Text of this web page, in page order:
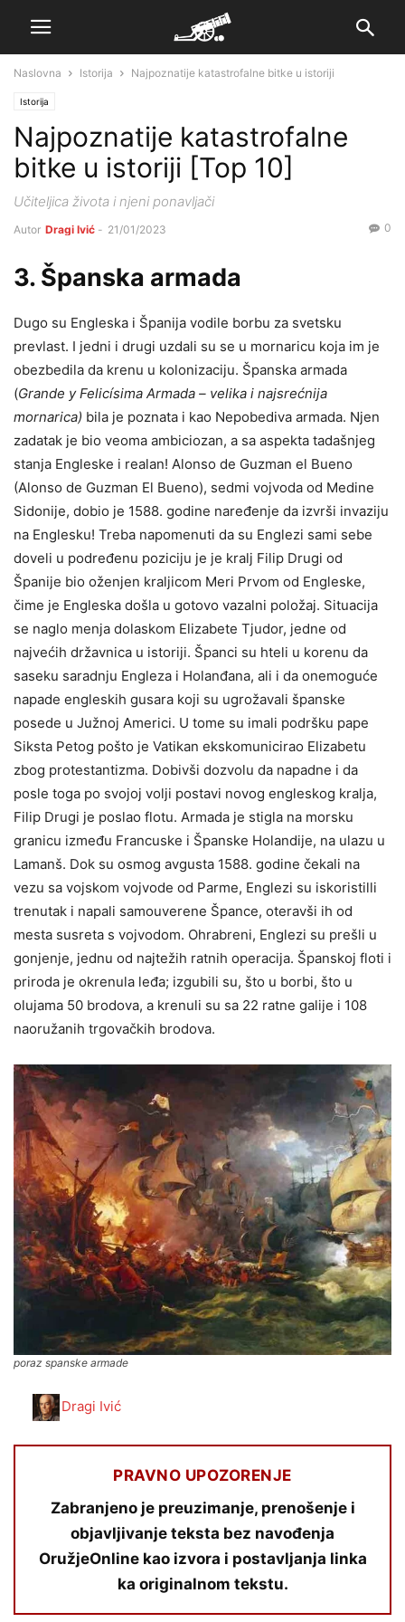
Naslovna Istorija Najpoznatije katastrofalne bitke u istoriji
Istorija
Najpoznatije katastrofalne
bitke u istoriji [Top 10]
Učiteljica života i njeni ponavljači
Autor Dragi Ivić - 21/01/2023 0
3. Španska armada
Dugo su Engleska i Španija vodile borbu za svetsku
prevlast. I jedni i drugi uzdali su se u mornaricu koja im je
obezbedila da krenu u kolonizaciju. Španska armada
(Grande y Felicísima Armada – velika i najsrećnija
mornarica) bila je poznata i kao Nepobediva armada. Njen
zadatak je bio veoma ambiciozan, a sa aspekta tadašnjeg
stanja Engleske i realan! Alonso de Guzman el Bueno
(Alonso de Guzman El Bueno), sedmi vojvoda od Medine
Sidonije, dobio je 1588. godine naređenje da izvrši invaziju
na Englesku! Treba napomenuti da su Englezi sami sebe
doveli u podređenu poziciju je je kralj Filip Drugi od
Španije bio oženjen kraljicom Meri Prvom od Engleske,
čime je Engleska došla u gotovo vazalni položaj. Situacija
se naglo menja dolaskom Elizabete Tjudor, jedne od
najvećih državnica u istoriji. Španci su hteli u korenu da
saseku saradnju Engleza i Holanđana, ali i da onemoguće
napade engleskih gusara koji su ugrožavali španske
posede u Južnoj Americi. U tome su imali podršku pape
Siksta Petog pošto je Vatikan ekskomunicirao Elizabetu
zbog protestantizma. Dobivši dozvolu da napadne i da
posle toga po svojoj volji postavi novog engleskog kralja,
Filip Drugi je poslao flotu. Armada je stigla na morsku
granicu između Francuske i Španske Holandije, na ulazu u
Lamanš. Dok su osmog avgusta 1588. godine čekali na
vezu sa vojskom vojvode od Parme, Englezi su iskoristilli
trenutak i napali samouverene Špance, oteravši ih od
mesta susreta s vojvodom. Ohrabreni, Englezi su prešli u
gonjenje, jednu od najtežih ratnih operacija. Španskoj floti i
priroda je okrenula leđa; izgubili su, što u borbi, što u
olujama 50 brodova, a krenuli su sa 22 ratne galije i 108
naoružanih trgovačkih brodova.
poraz spanske armade
Dragi Ivić
PRAVNO UPOZORENJE
Zabranjeno je preuzimanje, prenošenje i
objavljivanje teksta bez navođenja
OružjeOnline kao izvora i postavljanja linka
ka originalnom tekstu.